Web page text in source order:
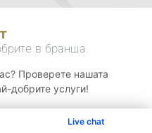
Live chat
в бранша.
Проверете нашата
добрите услуги!